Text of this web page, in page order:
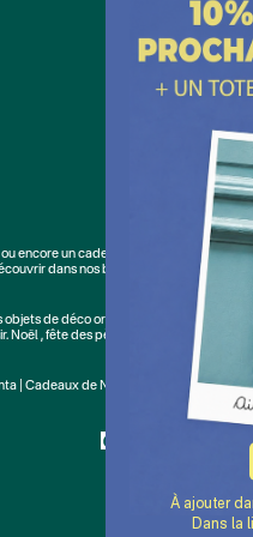
E-
ou encore un cadeau coup de cœur. Les
dans nos boutiques cadeau à Paris
objets de déco originaux . Découvrez ici
Noël,fête des pères fête des mères
Cadeaux de Noël
À ajouter
Dans la